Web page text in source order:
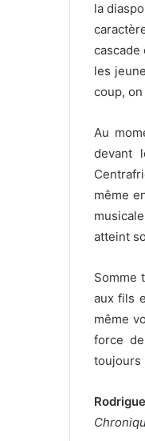
la
cascade
les
coup,
Au
devant
même
atteint
Somme
aux fils
même
force
toujours